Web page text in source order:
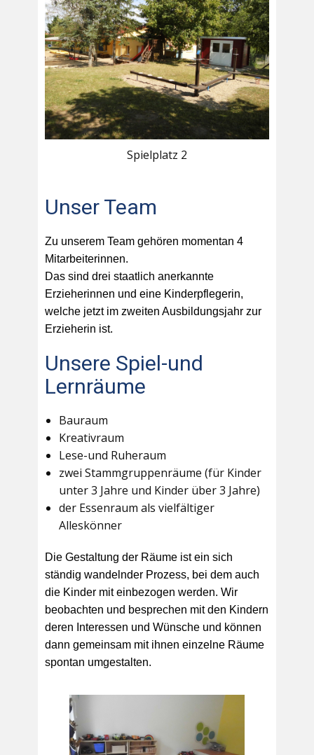
Spielplatz 2
Unser Team
Zu unserem Team gehören momentan 4
Mitarbeiterinnen.
Das sind drei staatlich anerkannte
Erzieherinnen und eine Kinderpflegerin,
welche jetzt im zweiten Ausbildungsjahr zur
Erzieherin ist.
Unsere Spiel-und
Lernräume
Bauraum
Kreativraum
Lese-und Ruheraum
zwei Stammgruppenräume (für Kinder
unter 3 Jahre und Kinder über 3 Jahre)
der Essenraum als vielfältiger
Alleskönner
Die Gestaltung der Räume ist ein sich
ständig wandelnder Prozess, bei dem auch
die Kinder mit einbezogen werden. Wir
beobachten und besprechen mit den Kindern
deren Interessen und Wünsche und können
dann gemeinsam mit ihnen einzelne Räume
spontan umgestalten.